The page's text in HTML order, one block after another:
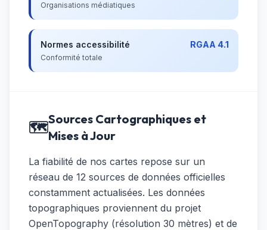
Organisations médiatiques
Normes accessibilité RGAA 4.1
Conformité totale
🗺️Sources Cartographiques et
Mises à Jour
La fiabilité de nos cartes repose sur un
réseau de 12 sources de données officielles
constamment actualisées. Les données
topographiques proviennent du projet
OpenTopography (résolution 30 mètres) et de